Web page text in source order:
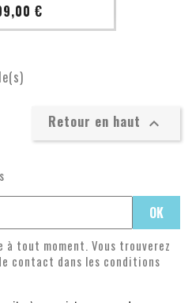
€
Retour en haut 
à tout moment. Vous trouverez
contact dans les conditions